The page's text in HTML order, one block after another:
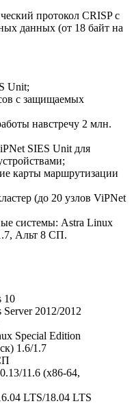
протокол CRISP с
данных (от 18 байт на
Unit;
с защищаемых
навстречу 2 млн.
SIES Unit для
карты маршрутизации
(до 20 узлов ViPNet
системы: Astra Linux
Альт 8 СП.
10
Server 2012/2012
Special Edition
1.6/1.7
11.6 (x86-64,
LTS/18.04 LTS